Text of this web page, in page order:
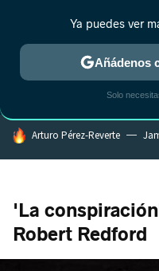
ESTRENOS
HOY SE HABLA DE
Arturo Pérez-Reverte
'La
Robert Redford
Ya puedes ver
Añádenos
Solo